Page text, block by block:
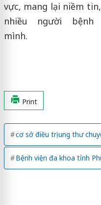
vực, mang lại niềm
nhiều người
mình.
Print
cơ sở điều trị ung thư
Bệnh viện đa khoa tỉnh